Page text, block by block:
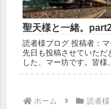
聖天様と一緒。
読者様ブログ 投稿者：
先日も投稿させていただ
した、マー坊です。皆様
ホーム 読者様